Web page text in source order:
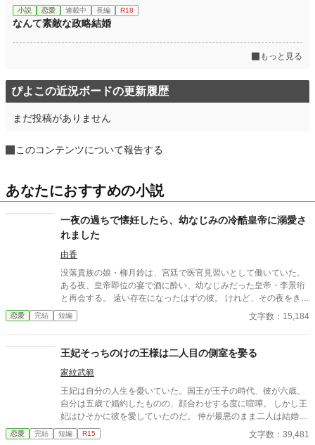
小説 恋愛 連載中 長編 R18
なんて素敵な政略結婚
もっと見る
ぴよこの近況ボードの更新履歴
まだ投稿がありません
このコンテンツについて報告する
あなたにおすすめの小説
一夜の過ちで懐妊したら、幼なじみの冷酷皇帝に溺愛さ
れました
由香
没落貴族の娘・柳月鈴は、宮廷で医官見習いとして働いていた。
ある夜、皇帝即位の宴で酒に酔い、幼なじみだった皇帝・李景珩
と再会する。 遠い存在になったはずの彼。 けれど、その夜をきっ
かけに月鈴の運命は大きく動き出す。 冷酷と恐れられる皇帝が、
なぜか彼女だけには甘すぎて――。
恋愛 完結 短編 文字数：15,184
王妃そっちのけの王様は二人目の側室を娶る
家紋武範
王妃は自分の人生を憂いていた。国王が王子の時代、彼が六歳、
自分は五歳で婚約したものの、顔合わせする度に喧嘩。 しかし王
妃はひそかに彼を愛していたのだ。 仲が最悪のまま二人は結婚
し、結婚生活が始まるが当然国王は王妃の部屋に来ることはな
い。 そればかりか国王は側室を持ち、さらに二人目の側室を王宮
恋愛 完結 短編 R15 文字数：39,481